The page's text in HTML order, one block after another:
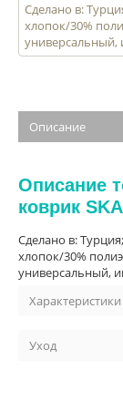
Сделано в:
хлопок/30%
универсальный,
Описание
Описание
коврик
Сделано в:
хлопок/30%
универсальный,
Характеристики
Уход